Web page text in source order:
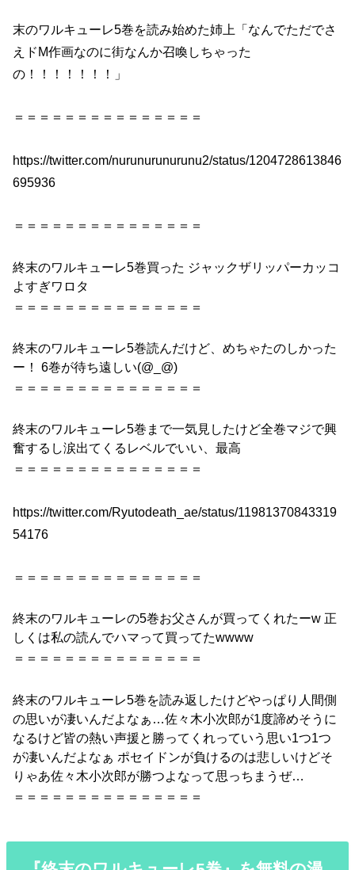
末のワルキューレ5巻を読み始めた姉上「なんでただでさ
えドM作画なのに街なんか召喚しちゃった
の ！！！！！！！」
＝＝＝＝＝＝＝＝＝＝＝＝＝＝＝
https://twitter.com/nurunurunurunu2/status/1204728613846
695936
＝＝＝＝＝＝＝＝＝＝＝＝＝＝＝
終末のワルキューレ5巻買った ジャックザリッパーカッコ
よすぎワロタ
＝＝＝＝＝＝＝＝＝＝＝＝＝＝＝
終末のワルキューレ5巻読んだけど、めちゃたのしかった
ー！ 6巻が待ち遠しい(@_@)
＝＝＝＝＝＝＝＝＝＝＝＝＝＝＝
終末のワルキューレ5巻 まで一気見したけど全巻マジで興
奮するし涙出てくるレベルでいい、最高
＝＝＝＝＝＝＝＝＝＝＝＝＝＝＝
https://twitter.com/Ryutodeath_ae/status/11981370843319
54176
＝＝＝＝＝＝＝＝＝＝＝＝＝＝＝
終末のワルキューレの5巻お父さんが買ってくれたーw 正
しくは私の読んでハマって買ってたwwww
＝＝＝＝＝＝＝＝＝＝＝＝＝＝＝
終末のワルキューレ5巻を読み返したけどやっぱり人間側
の思いが凄いんだよなぁ…佐々木小次郎が1度諦めそうに
なるけど皆の熱い声援と勝ってくれっていう思い1つ1つ
が凄いんだよなぁ ポセイドンが負けるのは悲しいけどそ
りゃあ佐々木小次郎が勝つよなって思っちまうぜ…
＝＝＝＝＝＝＝＝＝＝＝＝＝＝＝